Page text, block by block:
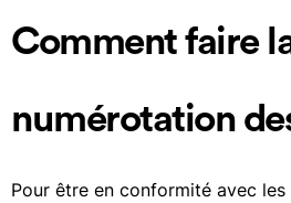
Comment faire
numérotation
Pour être en conformité avec